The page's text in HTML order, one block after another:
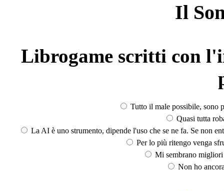
Il
Librogame scritti con
Tutto il male possibile, sono
Quasi tutta
La AI è uno strumento, dipende l'uso che se ne fa. Se non
Per lo più ritengo venga
Mi sembrano
Non ho